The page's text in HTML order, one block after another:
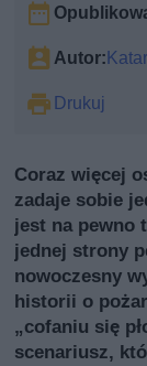
Autor:
Drukuj
Coraz więcej
zadaje sobie
jest na pewno
jednej strony
nowoczesny
historii o
„cofaniu się
scenariusz,